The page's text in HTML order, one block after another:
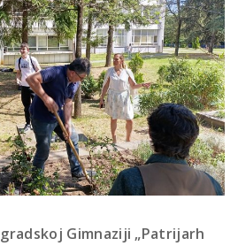
Gimnaziji „Patrijarh